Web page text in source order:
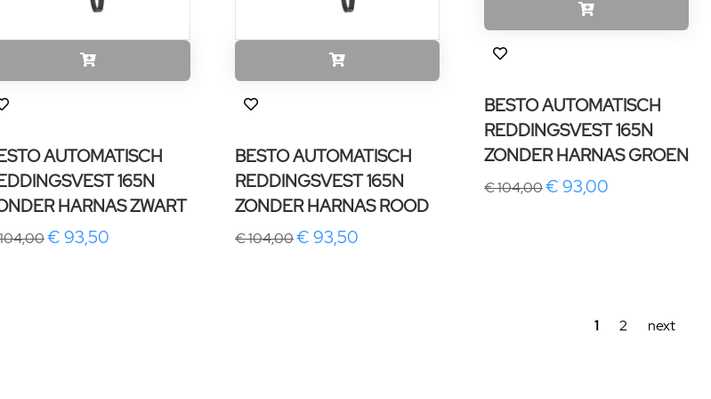
AUTOMATISCH
165N
HARNAS ZWART
€ 93,50
BESTO AUTOMATISCH
REDDINGSVEST 165N
ZONDER HARNAS ROOD
€ 104,00€ 93,50
BESTO AUTOMATISCH
REDDINGSVEST 165N
ZONDER HARNAS GROEN
€ 104,00€ 93,00
1 2 next